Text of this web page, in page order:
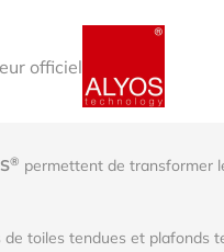
officiel
® permettent de transformer
toiles tendues et plafonds